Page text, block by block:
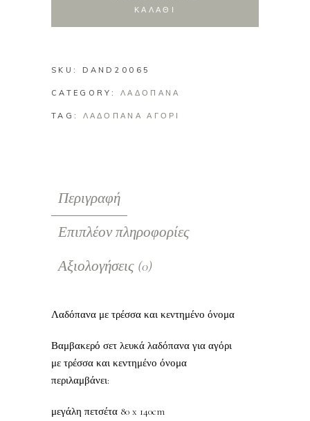
όνομα
ΚΑΛΑΘΙ
SKU: DAND20065
CATEGORY:ΛΑΔΟΠΑΝΑ
TAG: ΛΑΔΟΠΑΝΑ ΑΓΟΡΙ
Περιγραφή
Επιπλέον πληροφορίες
Αξιολογήσεις (0)
Λαδόπανα με τρέσσα και κεντημένο όνομα
Βαμβακερό σετ λευκά λαδόπανα για αγόρι
με τρέσσα και κεντημένο όνομα
περιλαμβάνει:
μεγάλη πετσέτα 80 x 140cm